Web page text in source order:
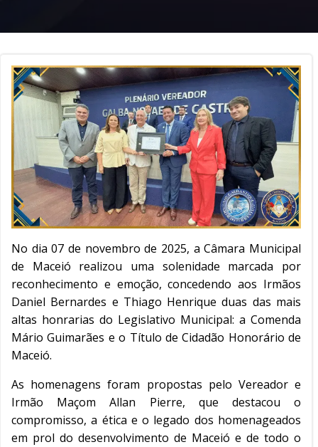
No dia 07 de novembro de 2025, a Câmara Municipal
de Maceió realizou uma solenidade marcada por
reconhecimento e emoção, concedendo aos Irmãos
Daniel Bernardes e Thiago Henrique duas das mais
altas honrarias do Legislativo Municipal: a Comenda
Mário Guimarães e o Título de Cidadão Honorário de
Maceió.
As homenagens foram propostas pelo Vereador e
Irmão Maçom Allan Pierre, que destacou o
compromisso, a ética e o legado dos homenageados
em prol do desenvolvimento de Maceió e de todo o